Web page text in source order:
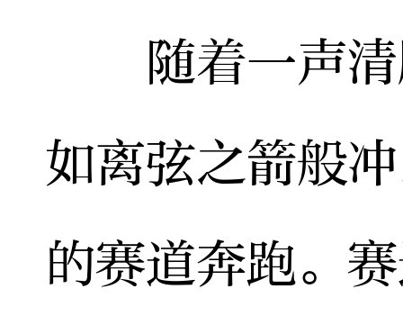
随着一声清
如离弦之箭般
的赛道奔跑。